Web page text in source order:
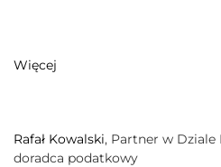
Więcej
Rafał Kowalski, Partner w
doradca podatkowy